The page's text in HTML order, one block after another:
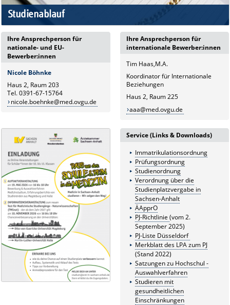
Studienablauf
Ihre Ansprechperson für
nationale- und EU-
Bewerber:innen
Nicole Böhnke
Haus 2, Raum 203
Tel. 0391-67-15764
nicole.boehnke@med.ovgu.de
Ihre Ansprechperson für
internationale Bewerber:innen
Tim Haas,M.A.
Koordinator für Internationale
Beziehungen
Haus 2, Raum 225
aaa@med.ovgu.de
Service (Links & Downloads)
Immatrikulationsordnung
Prüfungsordnung
Studienordnung
Verordnung über die
Studienplatzvergabe in
Sachsen-Anhalt
ÄApprO
PJ-Richtlinie(vom 2.
September 2025)
PJ-Liste Düsseldorf
Merkblatt des LPA zum PJ
(Stand 2022)
Satzungen zu Hochschul -
Auswahlverfahren
Studieren mit
gesundheitlichen
Einschränkungen